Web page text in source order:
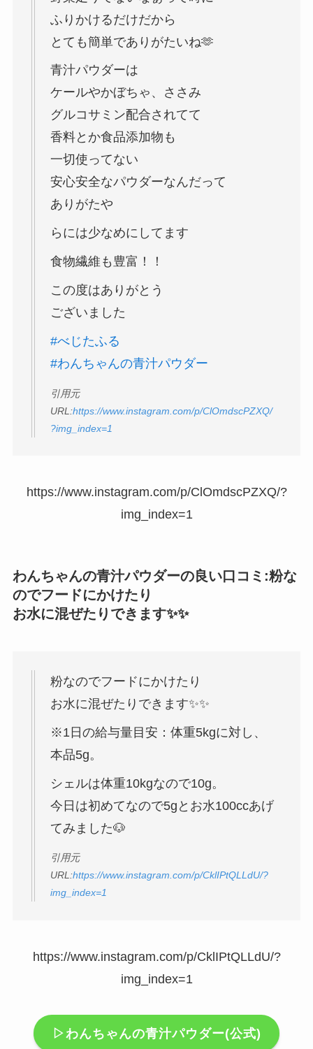
ふりかけるだけだから
とても簡単でありがたいね🫶
青汁パウダーは
ケールやかぼちゃ、ささみ
グルコサミン配合されてて
香料とか食品添加物も
一切使ってない
安心安全なパウダーなんだって
ありがたや
らには少なめにしてます
食物繊維も豊富！！
この度はありがとう
ございました
#べじたふる
#わんちゃんの青汁パウダー
引用元
URL:https://www.instagram.com/p/ClOmdscPZXQ/
?img_index=1
https://www.instagram.com/p/ClOmdscPZXQ/?
img_index=1
わんちゃんの青汁パウダーの良い口コミ:粉な
のでフードにかけたり
お水に混ぜたりできます✨✨
粉なのでフードにかけたり
お水に混ぜたりできます✨✨
※1日の給与量目安：体重5kgに対し、
本品5g。
シェルは体重10kgなので10g。
今日は初めてなので5gとお水100ccあげ
てみました🐶
引用元
URL:https://www.instagram.com/p/CklIPtQLLdU/?
img_index=1
https://www.instagram.com/p/CklIPtQLLdU/?
img_index=1
▷わんちゃんの青汁パウダー(公式)